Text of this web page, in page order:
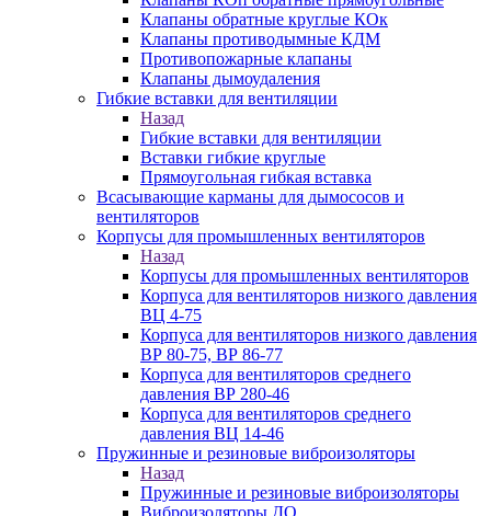
Клапаны обратные круглые КОк
Клапаны противодымные КДМ
Противопожарные клапаны
Клапаны дымоудаления
Гибкие вставки для вентиляции
Назад
Гибкие вставки для вентиляции
Вставки гибкие круглые
Прямоугольная гибкая вставка
Всасывающие карманы для дымососов и
вентиляторов
Корпусы для промышленных вентиляторов
Назад
Корпусы для промышленных вентиляторов
Корпуса для вентиляторов низкого давления
ВЦ 4-75
Корпуса для вентиляторов низкого давления
ВР 80-75, ВР 86-77
Корпуса для вентиляторов среднего
давления ВР 280-46
Корпуса для вентиляторов среднего
давления ВЦ 14-46
Пружинные и резиновые виброизоляторы
Назад
Пружинные и резиновые виброизоляторы
Виброизоляторы ДО